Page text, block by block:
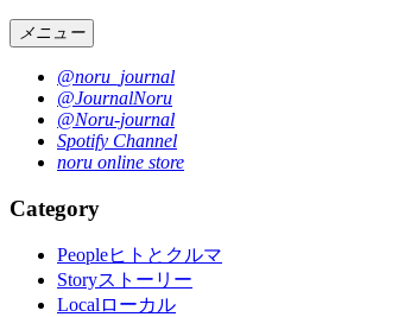
メニュー
@noru_journal
@JournalNoru
@Noru-journal
Spotify Channel
noru online store
Category
Peopleヒトとクルマ
Storyストーリー
Localローカル